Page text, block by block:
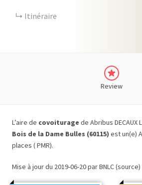
Itinéraire
Review
L’aire de covoiturage de Abribus
Bois de la Dame Bulles (60115) est un(e)
places ( PMR).
Mise à jour du 2019-06-20 par BNLC (source)